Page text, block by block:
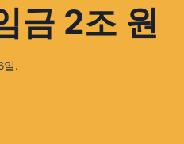
금 2조 원
일.